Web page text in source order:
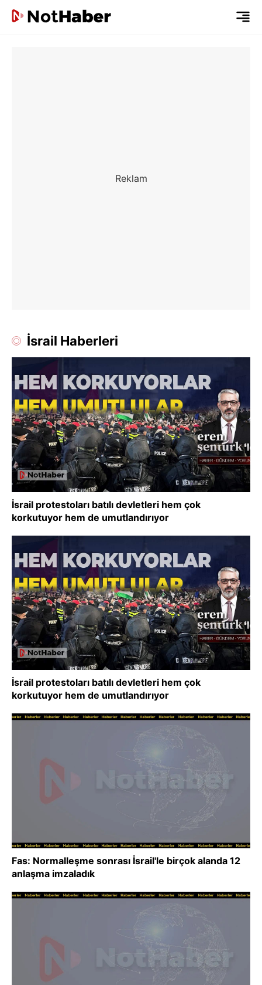
İsrail Haberleri
İsrail protestoları batılı devletleri hem çok
korkutuyor hem de umutlandırıyor
İsrail protestoları batılı devletleri hem çok
korkutuyor hem de umutlandırıyor
Fas: Normalleşme sonrası İsrail'le birçok alanda 12
anlaşma imzaladık